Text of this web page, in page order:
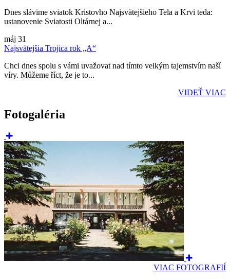
Dnes slávime sviatok Kristovho Najsvätejšieho Tela a Krvi teda:
ustanovenie Sviatosti Oltárnej a...
máj 31
Najsvätejšia Trojica rok „A“
Chci dnes spolu s vámi uvažovat nad tímto velkým tajemstvím naší
víry. Můžeme říct, že je to...
VIDEŤ VIAC
Fotogaléria
VIAC FOTOGRAFIÍ